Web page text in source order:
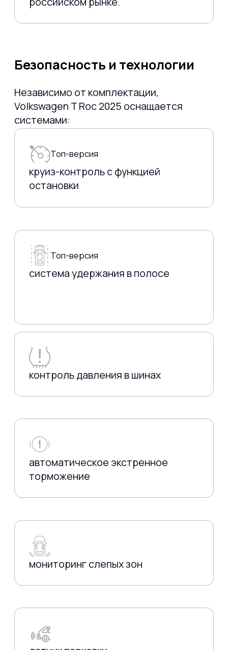
Наши соц сети:
ЗАКАЗАТЬ АВТО
из Японии
из Кореи
Подобрать по параметрам
из Китая
Вопрос-ответ
Договор
УСЛУГИ
Доставка по РФ
Доп услуги при покупке
ПОЛЕЗНЫЕ СТАТЬИ
КАРТА САЙТА
АУКЦИОНЫ
КОНТАКТЫ
© «Levcar», 2018 - 2026